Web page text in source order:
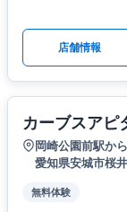
店舗情報
カーブスアピ
岡崎公園前駅か
愛知県安城市桜
無料体験